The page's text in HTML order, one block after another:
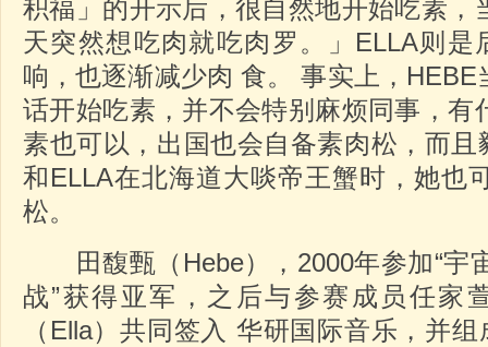
积福」的开示后，很自然地开始吃素，
天突然想吃肉就吃肉罗。」ELLA则是
响，也逐渐减少肉 食。 事实上，
话开始吃素，并不会特别麻烦同事，有
素也可以，出国也会自备素肉松，而
和ELLA在北海道大啖帝王蟹时，她也
松。
田馥甄（Hebe），2000年参加“宇
战”获得亚军，之后与参赛成员任家
（Ella）共同签入 华研国际音乐，并